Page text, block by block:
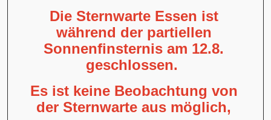
Die Sternwarte Essen ist
während der partiellen
Sonnenfinsternis am 12.8.
geschlossen.
Es ist keine Beobachtung von
der Sternwarte aus möglich,